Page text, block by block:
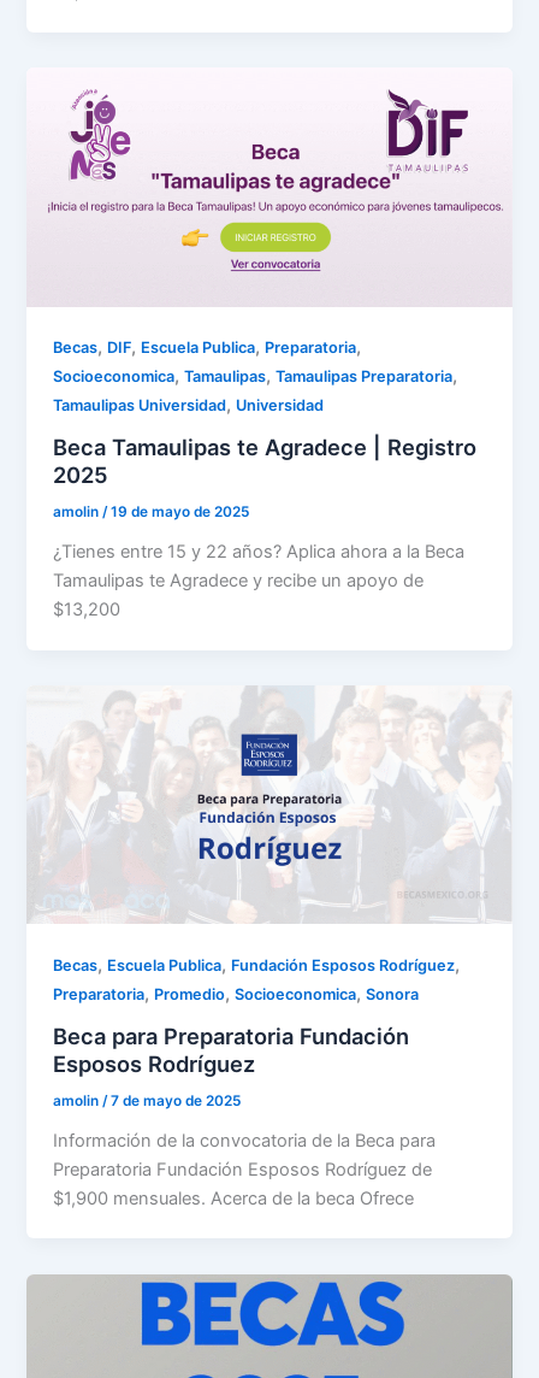
Becas, DIF, Escuela Publica, Preparatoria,
Socioeconomica,Tamaulipas,Tamaulipas Preparatoria,
Tamaulipas Universidad, Universidad
Beca Tamaulipas te Agradece | Registro
2025
amolin/19 de mayo de 2025
¿Tienes entre 15 y 22 años? Aplica ahora a la Beca
Tamaulipas te Agradece y recibe un apoyo de
$13,200
Becas, Escuela Publica, Fundación Esposos Rodríguez,
Preparatoria, Promedio,Socioeconomica,Sonora
Beca para Preparatoria Fundación
Esposos Rodríguez
amolin /7 de mayo de 2025
Información de la convocatoria de la Beca para
Preparatoria Fundación Esposos Rodríguez de
$1,900 mensuales. Acerca de la beca Ofrece